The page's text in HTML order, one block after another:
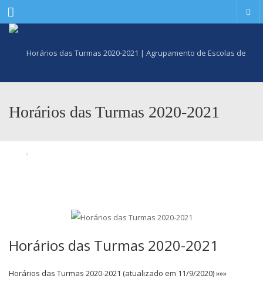
Menu
Horários das Turmas 2020-2021
Horários das Turmas 2020-2021
Horários das Turmas 2020-2021 (atualizado em 11/9/2020) »»»